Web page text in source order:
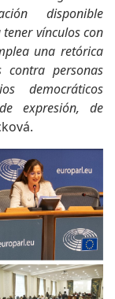
disponible
vínculos con
una retórica
contra personas
democráticos
expresión, de